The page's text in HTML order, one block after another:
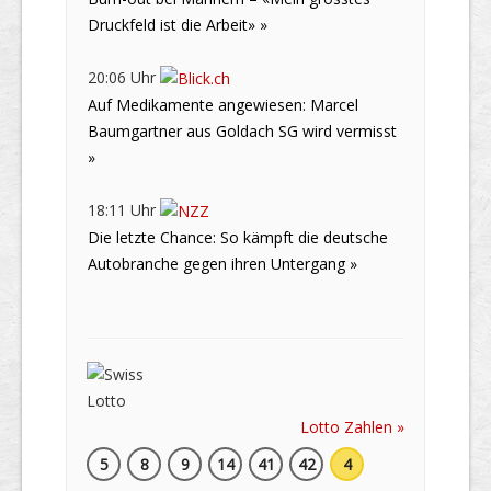
Druckfeld ist die Arbeit» »
20:06 Uhr
Auf Medikamente angewiesen: Marcel
Baumgartner aus Goldach SG wird vermisst
»
18:11 Uhr
Die letzte Chance: So kämpft die deutsche
Autobranche gegen ihren Untergang »
Lotto Zahlen »
5
8 9 14 41 42 4